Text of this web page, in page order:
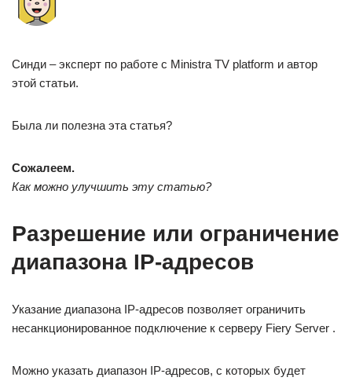
Синди – эксперт по работе с Ministra TV platform и автор
этой статьи.
Была ли полезна эта статья?
Сожалеем.
Как можно улучшить эту статью?
Разрешение или ограничение
диапазона IP-адресов
Указание диапазона IP-адресов позволяет ограничить
несанкционированное подключение к серверу Fiery Server .
Можно указать диапазон IP-адресов, с которых будет